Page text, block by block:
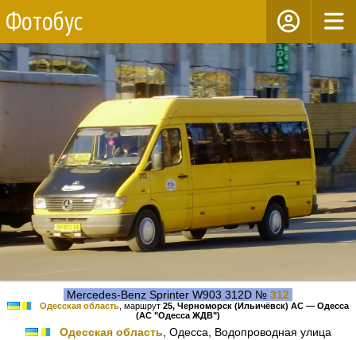
Фотобус
Mercedes-Benz Sprinter W903 312D № 312
Одесская область , маршрут 25, Черноморск (Ильичёвск) АС — Одесса
(АС "Одесса ЖДВ")
Одесская область , Одесса, Водопроводная улица